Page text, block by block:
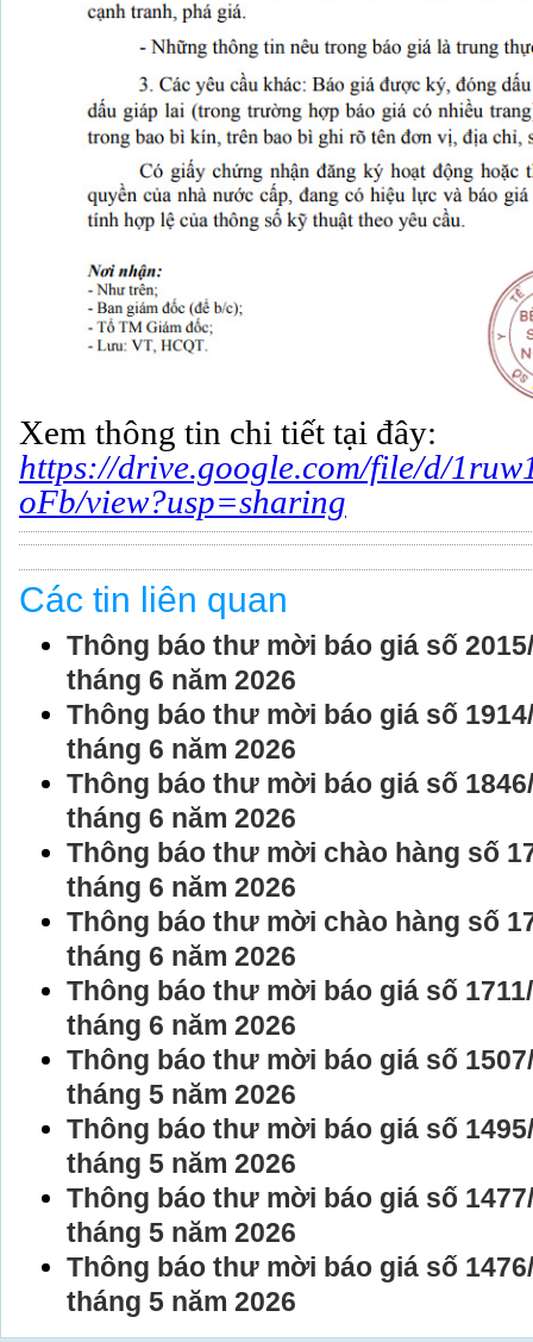
Xem thông tin chi tiết tại đây:
https://drive.google.com/file/d/
oFb/view?usp=sharing
Các tin liên quan
Thông báo thư mời báo giá số
tháng 6 năm 2026
Thông báo thư mời báo giá số
tháng 6 năm 2026
Thông báo thư mời báo giá số
tháng 6 năm 2026
Thông báo thư mời chào hàng số
tháng 6 năm 2026
Thông báo thư mời chào hàng số
tháng 6 năm 2026
Thông báo thư mời báo giá số
tháng 6 năm 2026
Thông báo thư mời báo giá số
tháng 5 năm 2026
Thông báo thư mời báo giá số
tháng 5 năm 2026
Thông báo thư mời báo giá số
tháng 5 năm 2026
Thông báo thư mời báo giá số
tháng 5 năm 2026